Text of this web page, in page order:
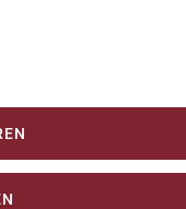
- Bringen Sie Farbe ins